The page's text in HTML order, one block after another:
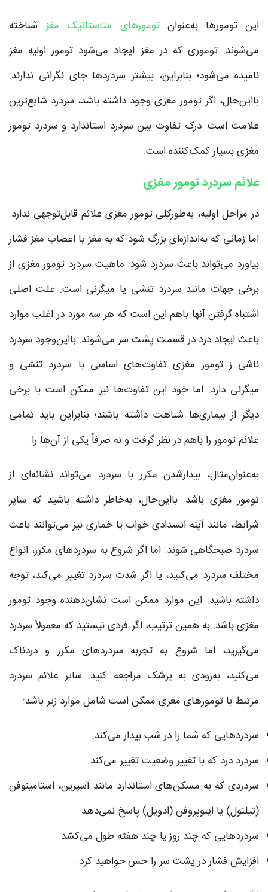
این تومورها به‌عنوانتومورهای متاستاتیک مغزشناخته
می‌شوند. توموری که در مغز ایجاد می‌شود تومور اولیه مغز
نامیده می‌شود؛ بنابراین، بیشتر سردردها جای نگرانی ندارند.
بااین‌حال، اگر تومور مغزی وجود داشته باشد، سردرد شایع‌ترین
علامت است. درک تفاوت بین سردرد استاندارد و سردرد تومور
مغزی بسیار کمک‌کننده است.
علائم سردرد تومور مغزی
در مراحل اولیه، به‌طورکلی تومور مغزی علائم قابل‌توجهی ندارد.
اما زمانی که به‌اندازه‌ای بزرگ شود که به مغز یا اعصاب مغز فشار
بیاورد می‌تواند باعث سردرد شود. ماهیت سردرد تومور مغزی از
برخی جهات مانند سردرد تنشی یا میگرنی است. علت اصلی
اشتباه گرفتن آنها باهم این است که هر سه مورد در اغلب موارد
باعث ایجاد درد در قسمت پشت سر می‌شوند. بااین‌وجود سردرد
ناشی ز تومور مغزی تفاوت‌های اساسی با سردرد تنشی و
میگرنی دارد. اما خود این تفاوت‌ها نیز ممکن است با برخی
دیگر از بیماری‌ها شباهت داشته باشند؛ بنابراین باید تمامی
علائم تومور را باهم در نظر گرفت و نه صرفاً یکی از آن‌ها را.
به‌عنوان‌مثال، بیدارشدن مکرر با سردرد می‌تواند نشانه‌ای از
تومور مغزی باشد. بااین‌حال، به‌خاطر داشته باشید که سایر
شرایط، مانند آپنه انسدادی خواب یا خماری نیز می‌توانند باعث
سردرد صبحگاهی شوند. اما اگر شروع به سردردهای مکرر، انواع
مختلف سردرد می‌کنید، یا اگر شدت سردرد تغییر می‌کند، توجه
داشته باشید. این موارد ممکن است نشان‌دهنده وجود تومور
مغزی باشد. به همین ترتیب، اگر فردی نیستید که معمولاً سردرد
می‌گیرید، اما شروع به تجربه سردردهای مکرر و دردناک
می‌کنید، به‌زودی به پزشک مراجعه کنید. سایر علائم سردرد
مرتبط با تومورهای مغزی ممکن است شامل موارد زیر باشد:
سردردهایی که شما را در شب بیدار می‌کند.
سردرد درد که با تغییر وضعیت تغییر می‌کند.
سردردی که به مسکن‌های استاندارد مانند آسپرین، استامینوفن
(تیلنول) یا ایبوپروفن (ادویل) پاسخ نمی‌دهد.
سردردهایی که چند روز یا چند هفته طول می‌کشد.
افزایش فشار در پشت سر را حس خواهید کرد.